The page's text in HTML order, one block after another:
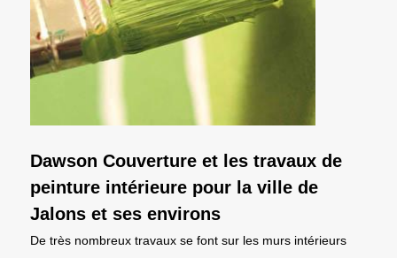
Dawson Couverture et les travaux de
peinture intérieure pour la ville de
Jalons et ses environs
De très nombreux travaux se font sur les murs intérieurs